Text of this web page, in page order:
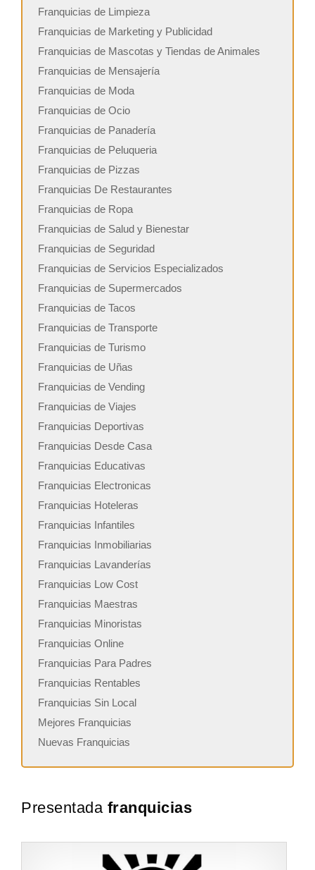
Franquicias de Limpieza
Franquicias de Marketing y Publicidad
Franquicias de Mascotas y Tiendas de Animales
Franquicias de Mensajería
Franquicias de Moda
Franquicias de Ocio
Franquicias de Panadería
Franquicias de Peluqueria
Franquicias de Pizzas
Franquicias De Restaurantes
Franquicias de Ropa
Franquicias de Salud y Bienestar
Franquicias de Seguridad
Franquicias de Servicios Especializados
Franquicias de Supermercados
Franquicias de Tacos
Franquicias de Transporte
Franquicias de Turismo
Franquicias de Uñas
Franquicias de Vending
Franquicias de Viajes
Franquicias Deportivas
Franquicias Desde Casa
Franquicias Educativas
Franquicias Electronicas
Franquicias Hoteleras
Franquicias Infantiles
Franquicias Inmobiliarias
Franquicias Lavanderías
Franquicias Low Cost
Franquicias Maestras
Franquicias Minoristas
Franquicias Online
Franquicias Para Padres
Franquicias Rentables
Franquicias Sin Local
Mejores Franquicias
Nuevas Franquicias
Presentada franquicias